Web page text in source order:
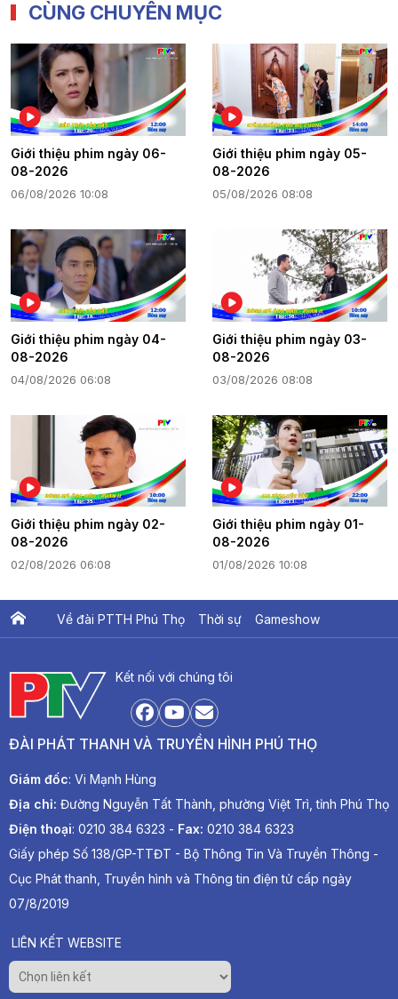
CÙNG CHUYÊN MỤC
Giới thiệu phim ngày 06-
08-2026
06/08/2026 10:08
Giới thiệu phim ngày 05-
08-2026
05/08/2026 08:08
Giới thiệu phim ngày 04-
08-2026
04/08/2026 06:08
Giới thiệu phim ngày 03-
08-2026
03/08/2026 08:08
Giới thiệu phim ngày 02-
08-2026
02/08/2026 06:08
Giới thiệu phim ngày 01-
08-2026
01/08/2026 10:08
Về đài PTTH Phú Thọ Thời sự Gameshow
Kết nối với chúng tôi
ĐÀI PHÁT THANH VÀ TRUYỀN HÌNH PHÚ THỌ
Giám đốc: Vi Mạnh Hùng
Địa chỉ: Đường Nguyễn Tất Thành, phường Việt Trì, tỉnh Phú Thọ
Điện thoại: 0210 384 6323 - Fax: 0210 384 6323
Giấy phép Số 138/GP-TTĐT - Bộ Thông Tin Và Truyền Thông -
Cục Phát thanh, Truyền hình và Thông tin điện tử cấp ngày
07/8/2019
LIÊN KẾT WEBSITE